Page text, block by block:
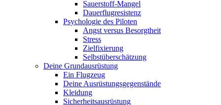
Sauerstoff-Mangel
Dauerflugresistenz
Psychologie des Piloten
Angst versus Besorgtheit
Stress
Zielfixierung
Selbstüberschätzung
Deine Grundausrüstung
Ein Flugzeug
Deine Ausrüstungsgegenstände
Kleidung
Sicherheitsausrüstung